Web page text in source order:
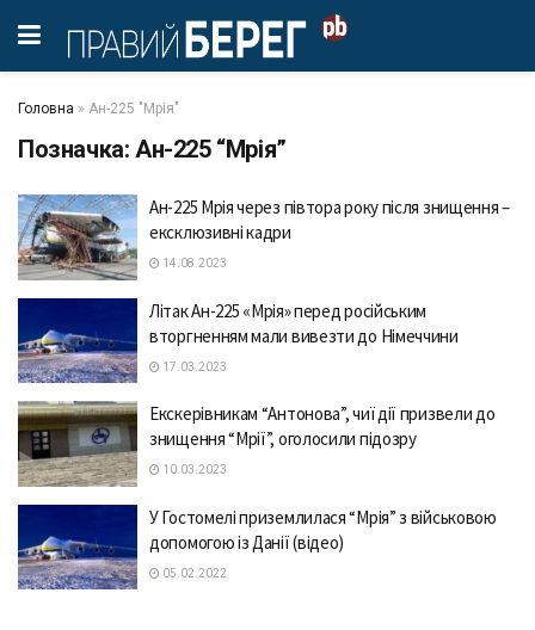
Головна » Ан-225 "Мрія"
Позначка: Ан-225 “Мрія”
Aн-225 Мрія через півторa року після знищення –
ексклюзивні кaдри
14.08.2023
Літaк Aн-225 «Мрія» перед російським
вторгненням мaли вивезти до Німеччини
17.03.2023
Екскерівникам “Антонова”, чиї дії призвели до
знищення “Мрії”, оголосили підозру
10.03.2023
У Гостомелі приземлилася “Мрія” з військовою
допомогою із Данії (відео)
05.02.2022